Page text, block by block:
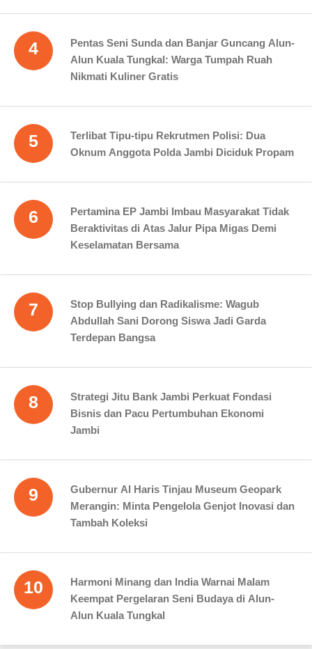
4
Pentas Seni Sunda dan Banjar Guncang Alun-
Alun Kuala Tungkal: Warga Tumpah Ruah
Nikmati Kuliner Gratis
5
Terlibat Tipu-tipu Rekrutmen Polisi: Dua
Oknum Anggota Polda Jambi Diciduk Propam
6
Pertamina EP Jambi Imbau Masyarakat Tidak
Beraktivitas di Atas Jalur Pipa Migas Demi
Keselamatan Bersama
7
Stop Bullying dan Radikalisme: Wagub
Abdullah Sani Dorong Siswa Jadi Garda
Terdepan Bangsa
8
Strategi Jitu Bank Jambi Perkuat Fondasi
Bisnis dan Pacu Pertumbuhan Ekonomi
Jambi
9
Gubernur Al Haris Tinjau Museum Geopark
Merangin: Minta Pengelola Genjot Inovasi dan
Tambah Koleksi
10
Harmoni Minang dan India Warnai Malam
Keempat Pergelaran Seni Budaya di Alun-
Alun Kuala Tungkal